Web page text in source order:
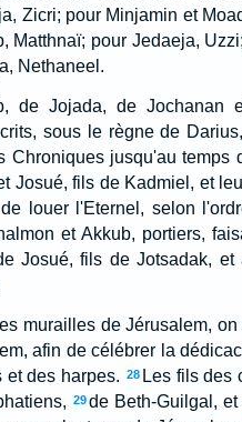
Zicri; pour Minjamin et
Matthnaï; pour Jedaeja, Uzzi;
Nethaneel.
de Jojada, de
sous le règne de
Chroniques jusqu'au temps
Josué, fils de Kadmiel, et
louer l'Eternel, selon
et Akkub, portiers,
Josué, fils de Jotsadak,
murailles de Jérusalem,
afin de célébrer la
et des harpes. 28 Les fils des
29 de Beth-Guilgal,